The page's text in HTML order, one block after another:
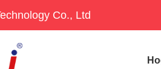
Co., Ltd